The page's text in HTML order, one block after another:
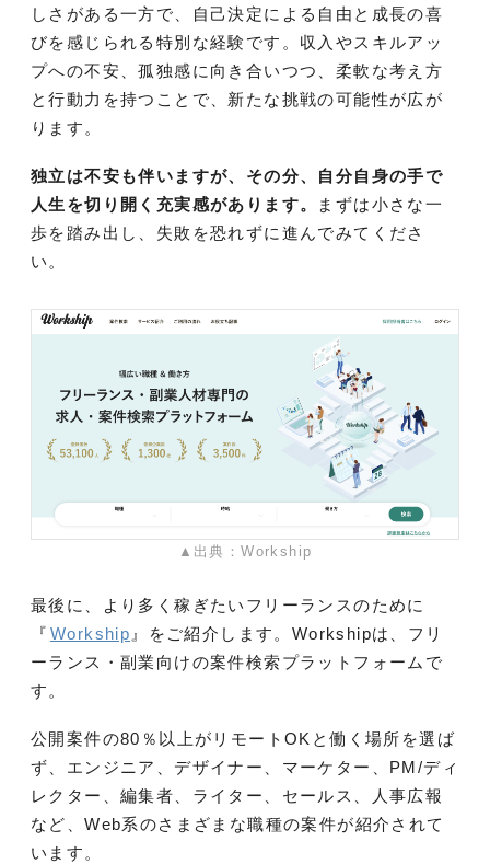
しさがある一方で、自己決定による自由と成長の喜
びを感じられる特別な経験です。収入やスキルアッ
プへの不安、孤独感に向き合いつつ、柔軟な考え方
と行動力を持つことで、新たな挑戦の可能性が広が
ります。
独立は不安も伴いますが、その分、自分自身の手で
人生を切り開く充実感があります。
まずは小さな一
歩を踏み出し、失敗を恐れずに進んでみてくださ
い。
▲出典：Workship
最後に、より多く稼ぎたいフリーランスのために
『 Workship 』をご紹介します。Workshipは、フリ
ーランス・副業向けの案件検索プラットフォームで
す。
公開案件の80％以上がリモートOKと働く場所を選ば
ず、エンジニア、デザイナー、マーケター、PM/ディ
レクター、編集者、ライター、セールス、人事広報
など、Web系のさまざまな職種の案件が紹介されて
います。